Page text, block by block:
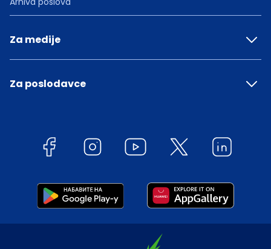
Za medije
Za poslodavce